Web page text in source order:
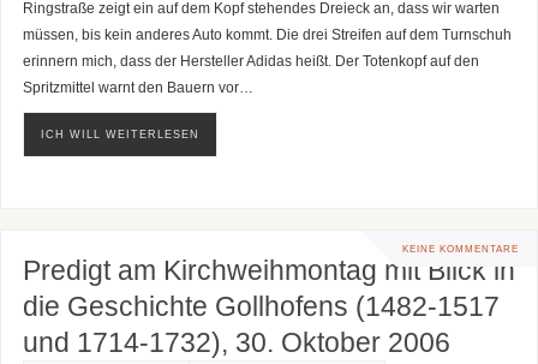
Ringstraße zeigt ein auf dem Kopf stehendes Dreieck an, dass wir warten
müssen, bis kein anderes Auto kommt. Die drei Streifen auf dem Turnschuh
erinnern mich, dass der Hersteller Adidas heißt. Der Totenkopf auf den
Spritzmittel warnt den Bauern vor…
ICH WILL WEITERLESEN
KEINE KOMMENTARE
Predigt am Kirchweihmontag mit Blick in
die Geschichte Gollhofens (1482-1517
und 1714-1732), 30. Oktober 2006